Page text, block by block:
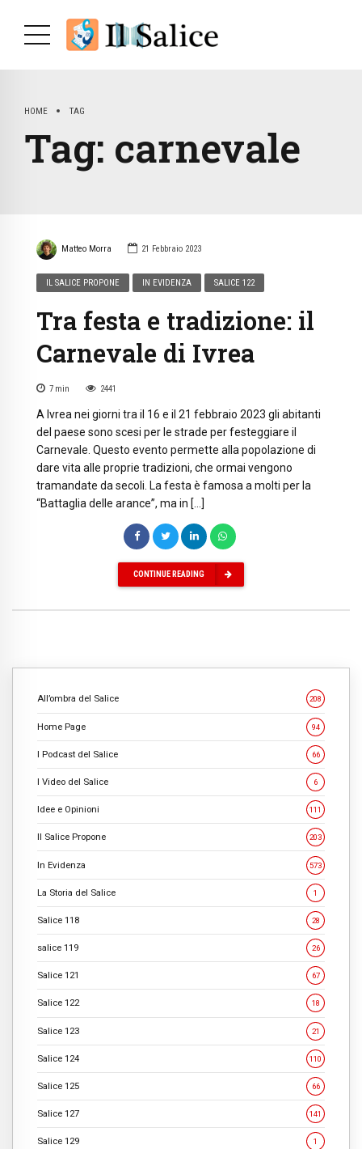
HOME TAG
Tag: carnevale
Matteo Morra 21 Febbraio 2023
IL SALICE PROPONE IN EVIDENZA SALICE 122
Tra festa e tradizione: il
Carnevale di Ivrea
7 min 2441
A Ivrea nei giorni tra il 16 e il 21 febbraio 2023 gli abitanti
del paese sono scesi per le strade per festeggiare il
Carnevale. Questo evento permette alla popolazione di
dare vita alle proprie tradizioni, che ormai vengono
tramandate da secoli. La festa è famosa a molti per la
“Battaglia delle arance”, ma in […]
CONTINUE READING
All’ombra del Salice 208
Home Page 94
I Podcast del Salice 66
I Video del Salice 6
Idee e Opinioni 111
Il Salice Propone 203
In Evidenza 573
La Storia del Salice 1
Salice 118 28
salice 119 26
Salice 121 67
Salice 122 18
Salice 123 21
Salice 124 110
Salice 125 66
Salice 127 141
Salice 129 1